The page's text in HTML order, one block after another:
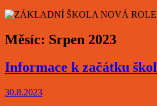
Měsíc: Srpen 2023
Informace k začátku
30.8.2023